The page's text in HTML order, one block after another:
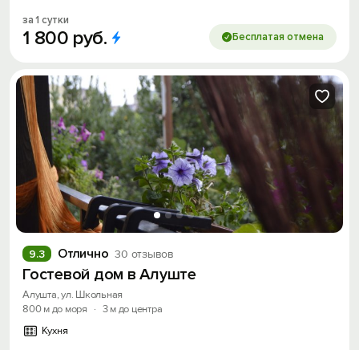
за 1 сутки
1 800 руб. Бесплатая отмена
Отлично 30 отзывов
9.3
Гостевой дом в Алуште
Алушта, ул. Школьная
800 м до моря
· 3 м до центра
Кухня